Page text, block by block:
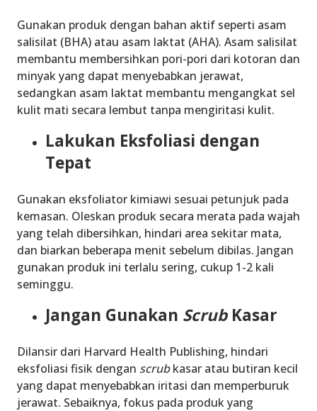
Gunakan produk dengan bahan aktif seperti asam
salisilat (BHA) atau asam laktat (AHA). Asam salisilat
membantu membersihkan pori-pori dari kotoran dan
minyak yang dapat menyebabkan jerawat,
sedangkan asam laktat membantu mengangkat sel
kulit mati secara lembut tanpa mengiritasi kulit.
Lakukan Eksfoliasi dengan
Tepat
Gunakan eksfoliator kimiawi sesuai petunjuk pada
kemasan. Oleskan produk secara merata pada wajah
yang telah dibersihkan, hindari area sekitar mata,
dan biarkan beberapa menit sebelum dibilas. Jangan
gunakan produk ini terlalu sering, cukup 1-2 kali
seminggu.
Jangan Gunakan ScrubKasar
Dilansir dari Harvard Health Publishing, hindari
eksfoliasi fisik dengan scrubkasar atau butiran kecil
yang dapat menyebabkan iritasi dan memperburuk
jerawat. Sebaiknya, fokus pada produk yang